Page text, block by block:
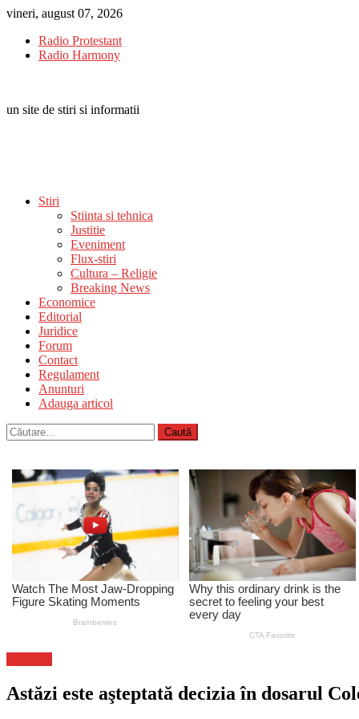
Skip
content
vineri, august 07, 2026
Radio Protestant
Radio Harmony
un site de stiri si informatii
Stiri
Stiinta si tehnica
Justitie
Eveniment
Flux-stiri
Cultura – Religie
Breaking News
Economice
Editorial
Juridice
Forum
Contact
Regulament
Anunturi
Adauga articol
Caută
după:
Astăzi este aşteptată decizia în dosarul